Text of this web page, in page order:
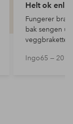
Helt ok enl
Fungerer bra
bak sengen
veggbraketter.
Ingo65 —